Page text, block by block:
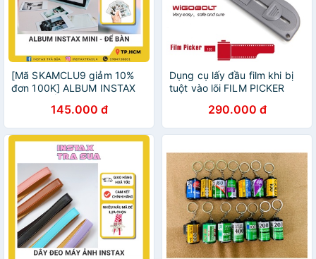
[Mã SKAMCLU9 giảm 10%
đơn 100K] ALBUM INSTAX
cho ảnh instax mini, card
ATM)
145.000 đ
Dụng cụ lấy đầu film khi bị
tuột vào lõi FILM PICKER
290.000 đ